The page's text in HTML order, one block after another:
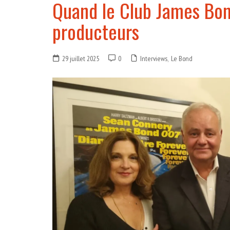
Quand le Club James
producteurs
29 juillet 2025 0 Interviews, Le Bond